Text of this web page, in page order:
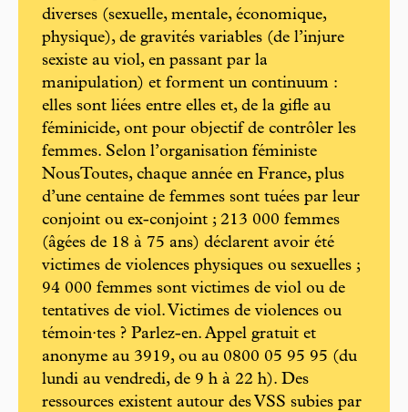
diverses (sexuelle, mentale, économique,
physique), de gravités variables (de l’injure
sexiste au viol, en passant par la
manipulation) et forment un continuum :
elles sont liées entre elles et, de la gifle au
féminicide, ont pour objectif de contrôler les
femmes. Selon l’organisation féministe
NousToutes, chaque année en France, plus
d’une centaine de femmes sont tuées par leur
conjoint ou ex-conjoint ; 213 000 femmes
(âgées de 18 à 75 ans) déclarent avoir été
victimes de violences physiques ou sexuelles ;
94 000 femmes sont victimes de viol ou de
tentatives de viol. Victimes de violences ou
témoin·tes ? Parlez-en. Appel gratuit et
anonyme au 3919, ou au 0800 05 95 95 (du
lundi au vendredi, de 9 h à 22 h). Des
ressources existent autour des VSS subies par